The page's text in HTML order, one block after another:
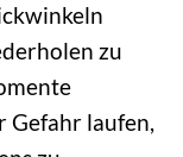
zu
Gefahr laufen,